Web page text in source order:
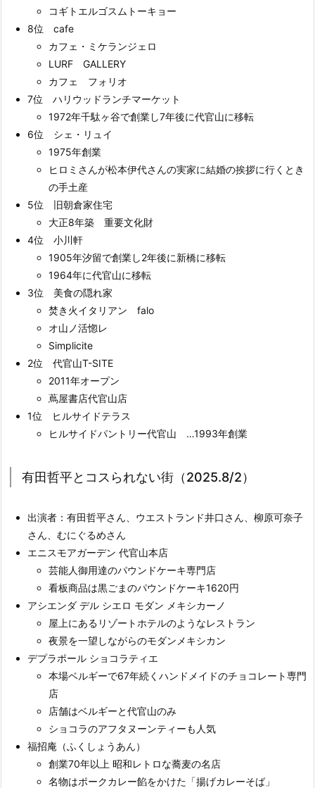
コギトエルゴスムトーキョー
8位 cafe
カフェ・ミケランジェロ
LURF GALLERY
カフェ フォリオ
7位 ハリウッドランチマーケット
1972年千駄ヶ谷で創業し7年後に代官山に移転
6位 シェ・リュイ
1975年創業
ヒロミさんが松本伊代さんの実家に結婚の挨拶に行くとき
の手土産
5位 旧朝倉家住宅
大正8年築 重要文化財
4位 小川軒
1905年汐留で創業し2年後に新橋に移転
1964年に代官山に移転
3位 美食の隠れ家
焚き火イタリアン falo
オ山ノ活惚レ
Simplicite
2位 代官山T-SITE
2011年オープン
蔦屋書店代官山店
1位 ヒルサイドテラス
ヒルサイドパントリー代官山 …1993年創業
有田哲平とコスられない街（2025.8/2）
出演者：有田哲平さん、ウエストランド井口さん、柳原可奈子
さん、むにぐるめさん
エニスモアガーデン 代官山本店
芸能人御用達のパウンドケーキ専門店
看板商品は黒ごまのパウンドケーキ1620円
アシエンダ デル シエロ モダン メキシカーノ
屋上にあるリゾートホテルのようなレストラン
夜景を一望しながらのモダンメキシカン
デプラポール ショコラティエ
本場ベルギーで67年続くハンドメイドのチョコレート専門
店
店舗はベルギーと代官山のみ
ショコラのアフタヌーンティーも人気
福招庵（ふくしょうあん）
創業70年以上 昭和レトロな蕎麦の名店
名物はポークカレー餡をかけた「揚げカレーそば」